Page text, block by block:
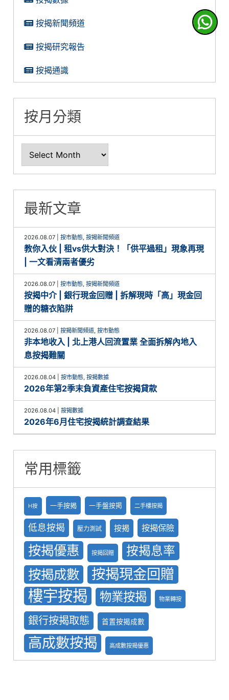
按揭新聞頻道
按揭研究報告
按揭通識
按月分類
最新文章
2026.08.07 |按市動態,按揭新聞頻道
教你入伙 | 租vs供大對決！「供平過租」現象再現
| 一文看清兩者優劣
2026.08.07 |按市動態,按揭新聞頻道
按揭中介 | 銀行現金回贈 | 拆解現時「高」現金回
贈的糖衣陷阱
2026.08.07 |按揭新聞頻道,按市動態
非本地收入 | 北上港人回流置業 全面拆解內地入
息按揭難關
2026.08.04 |按市動態,按揭數據
2026年第2季末負資產住宅按揭貸款
2026.08.04 |按揭數據
2026年6月住宅按揭統計調查結果
常用標籤
H按 一手按揭 一手盤按掲 二手樓按揭
低息按揭 壓力測試 按揭 按揭保險
按揭優惠 按揭回贈 按揭息率
按揭成數 按揭現金回贈
樓宇按揭 物業按揭 物業轉按
銀行按揭取態 首置按揭成數
高成數按揭 高成數按揭優惠